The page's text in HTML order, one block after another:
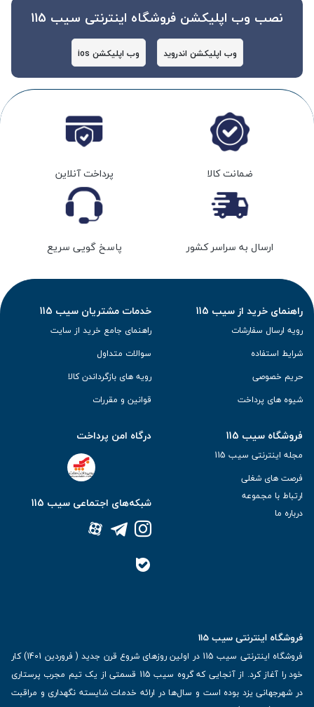
نصب وب اپلیکشن فروشگاه اینترنتی سیب 115
وب اپلیکشن اندروید وب اپلیکشن ios
ضمانت کالا پرداخت آنلاین
ارسال به سراسر کشور پاسخ گویی سریع
راهنمای خرید از سیب 115
رویه ارسال سفارشات
شرایط استفاده
حریم خصوصی
شیوه های پرداخت
خدمات مشتریان سیب 115
راهنمای جامع خرید از سایت
سوالات متداول
رویه های بازگرداندن کالا
قوانین و مقررات
فروشگاه سیب 115
مجله اینترنتی سیب 115
فرصت های شغلی
ارتباط با مجموعه
درباره ما
درگاه امن پرداخت
شبکه‌های اجتماعی سیب 115
فروشگاه اینترنتی سیب 115
فروشگاه اینترنتی سیب 115 در اولین روزهای شروع قرن جدید ( فروردین 1401) کار
خود را آغاز کرد. از آنجایی که گروه سیب 115 قسمتی از یک تیم مجرب پرستاری
در شهرجهانی یزد بوده است و سال‌ها در ارائه خدمات شایسته نگهداری و مراقبت